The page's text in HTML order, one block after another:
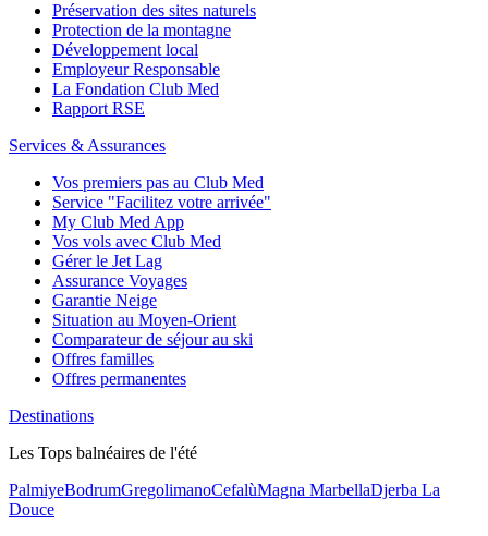
Préservation des sites naturels
Protection de la montagne
Développement local
Employeur Responsable
La Fondation Club Med
Rapport RSE
Services & Assurances
Vos premiers pas au Club Med
Service "Facilitez votre arrivée"
My Club Med App
Vos vols avec Club Med
Gérer le Jet Lag
Assurance Voyages
Garantie Neige
Situation au Moyen-Orient
Comparateur de séjour au ski
Offres familles
Offres permanentes
Destinations
Les Tops balnéaires de l'été
PalmiyeBodrumGregolimanoCefalùMagna MarbellaDjerba La
Douce